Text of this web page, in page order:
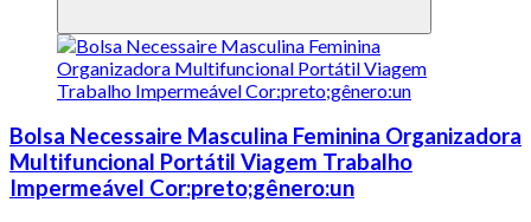
Bolsa Necessaire Masculina Feminina Organizadora
Multifuncional Portátil Viagem Trabalho
Impermeável Cor:preto;gênero:un